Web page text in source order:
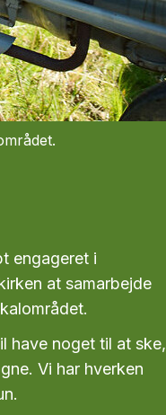
engageret i
at samarbejde
have noget til at ske,
Vi har hverken